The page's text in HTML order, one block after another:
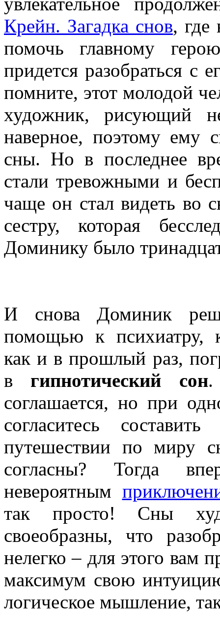
Крейн. Загадка снов, где
помочь главному
придется разобраться
помните, этот молодой
художник, рисующий
наверное, поэтому ему
сны. Но в последнее
стали тревожными и
чаще он стал видеть во
сестру, которая
Доминику было
И снова Доминик
помощью к психиатру,
как и в прошлый раз,
в гипнотический сон.
соглашается, но при
согласитесь
путешествии по миру
согласны? Тогда
невероятным
так просто! Сны
своеобразны, что
нелегко – для этого вам
максимум свою
логическое мышление,